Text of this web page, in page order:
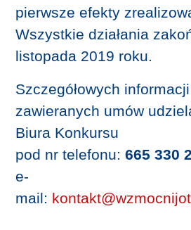
pierwsze efekty
Wszystkie działania
listopada 2019 roku.
Szczegółowych
zawieranych umów
Biura Konkursu
pod nr telefonu:665 330
e-
mail: